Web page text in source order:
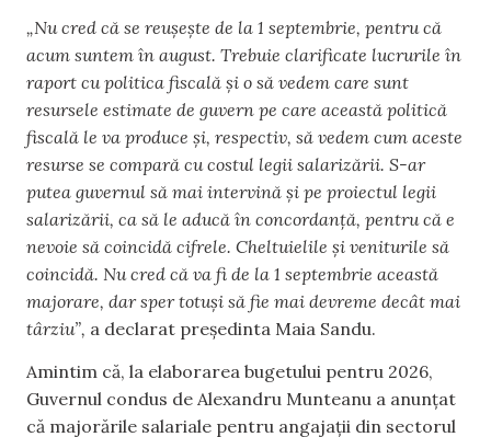
„Nu cred că se reușește de la 1 septembrie, pentru că
acum suntem în august. Trebuie clarificate lucrurile în
raport cu politica fiscală și o să vedem care sunt
resursele estimate de guvern pe care această politică
fiscală le va produce și, respectiv, să vedem cum aceste
resurse se compară cu costul legii salarizării. S-ar
putea guvernul să mai intervină și pe proiectul legii
salarizării, ca să le aducă în concordanță, pentru că e
nevoie să coincidă cifrele. Cheltuielile și veniturile să
coincidă. Nu cred că va fi de la 1 septembrie această
majorare, dar sper totuși să fie mai devreme decât mai
târziu”, a declarat președinta Maia Sandu.
Amintim că, la elaborarea bugetului pentru 2026,
Guvernul condus de Alexandru Munteanu a anunțat
că majorările salariale pentru angajații din sectorul